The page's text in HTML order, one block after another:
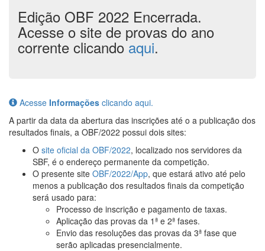
Edição OBF 2022 Encerrada.
Acesse o site de provas do ano
corrente clicandoaqui.
Acesse Informações clicando aqui.
A partir da data da abertura das inscrições até o a publicação dos
resultados finais, a OBF/2022 possui dois sites:
O site oficial da OBF/2022, localizado nos servidores da
SBF, é o endereço permanente da competição.
O presente site OBF/2022/App, que estará ativo até pelo
menos a publicação dos resultados finais da competição
será usado para:
Processo de inscrição e pagamento de taxas.
Aplicação das provas da 1ª e 2ª fases.
Envio das resoluções das provas da 3ª fase que
serão aplicadas presencialmente.